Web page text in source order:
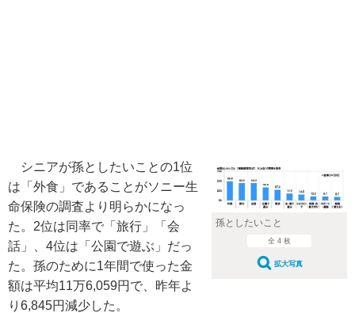
孫としたいこと
全 4 枚
拡大写真
シニアが孫としたいことの1位
は「外食」であることがソニー生
命保険の調査より明らかになっ
た。2位は同率で「旅行」「会
話」、4位は「公園で遊ぶ」だっ
た。孫のために1年間で使った金
額は平均11万6,059円で、昨年よ
り6,845円減少した。